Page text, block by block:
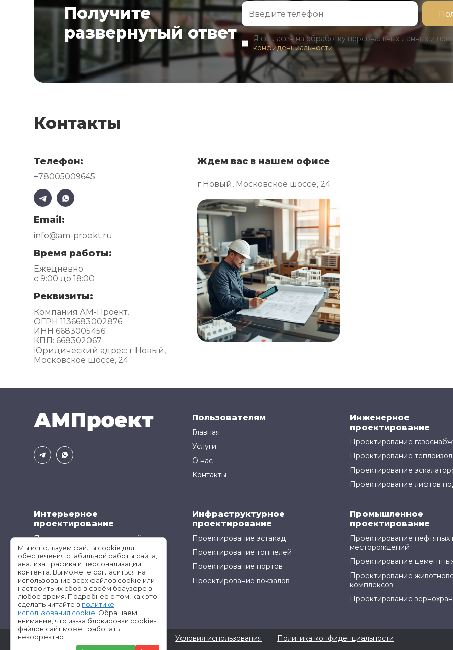
Получите
развернутый ответ
Я согласен на обработку персональных данных и
конфиденциальности
Контакты
Телефон:
+78005009645
Email:
info@am-proekt.ru
Время работы:
Ежедневно
с 9:00 до 18:00
Реквизиты:
Компания АМ-Проект,
ОГРН 1136683002876
ИНН 6683005456
КПП: 668302067
Юридический адрес: г.Новый,
Московское шоссе, 24
Ждем вас в нашем офисе
г.Новый, Московское шоссе, 24
Пользователям
Главная
Услуги
О нас
Контакты
Инженерное
проектирование
Проектирование
Проектирование
Проектирование
Проектирование лифтов
Интерьерное
проектирование
Проектирование помещений
Проектирование кухонь
Инфраструктурное
проектирование
Проектирование эстакад
Проектирование тоннелей
Проектирование портов
Проектирование вокзалов
Промышленное
проектирование
Проектирование нефтяных
месторождений
Проектирование
Проектирование
комплексов
Проектирование
©АМ-Проект все права защищены Условия использования Политика конфиденциальности
Мы используем файлы cookie для
обеспечения стабильной работы сайта,
анализа трафика и персонализации
контента. Вы можете согласиться на
использование всех файлов cookie или
настроить их сбор в своём браузере в
любое время. Подробнее о том, как это
сделать читайте в политике
использования cookie . Обращаем
внимание, что из-за блокировки cookie-
файлов сайт может работать
некорректно .